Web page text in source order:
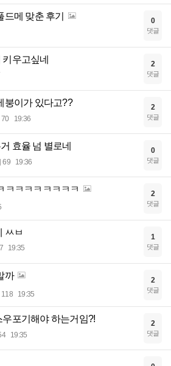
메 맞춘 후기 0
댓글
우고싶네 2
댓글
붕이가 있다고??
70 19:36
2
댓글
효율 넘 별로네
69 19:36
0
댓글
ㅋㅋㅋㅋㅋㅋㅋㅋ 2
댓글
ㅆㅂ
19:35
1
댓글
까
118 19:35
2
댓글
포기해야 하는거임?!
19:35
2
댓글